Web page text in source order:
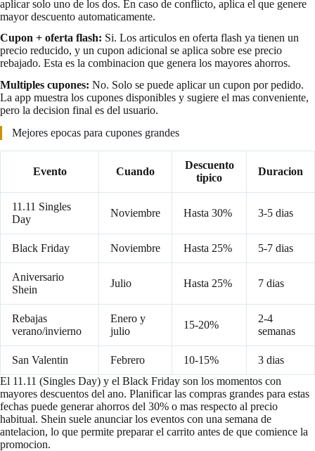
aplicar solo uno de los dos. En caso de conflicto, aplica el que genere
mayor descuento automaticamente.
Cupon + oferta flash: Si. Los articulos en oferta flash ya tienen un
precio reducido, y un cupon adicional se aplica sobre ese precio
rebajado. Esta es la combinacion que genera los mayores ahorros.
Multiples cupones: No. Solo se puede aplicar un cupon por pedido.
La app muestra los cupones disponibles y sugiere el mas conveniente,
pero la decision final es del usuario.
Mejores epocas para cupones grandes
Evento Cuando
Descuento
tipico
Duracion
11.11 Singles
Day
Noviembre Hasta 30% 3-5 dias
Black Friday Noviembre Hasta 25% 5-7 dias
Aniversario
Shein
Julio Hasta 25% 7 dias
Rebajas
verano/invierno
Enero y
julio
15-20%
2-4
semanas
San Valentin Febrero 10-15%
3 dias
El 11.11 (Singles Day) y el Black Friday son los momentos con
mayores descuentos del ano. Planificar las compras grandes para estas
fechas puede generar ahorros del 30% o mas respecto al precio
habitual. Shein suele anunciar los eventos con una semana de
antelacion, lo que permite preparar el carrito antes de que comience la
promocion.